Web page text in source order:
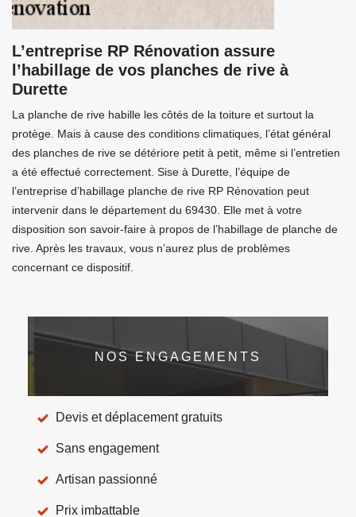
L’entreprise RP Rénovation assure
l’habillage de vos planches de rive à
Durette
La planche de rive habille les côtés de la toiture et surtout la
protège. Mais à cause des conditions climatiques, l’état général
des planches de rive se détériore petit à petit, même si l’entretien
a été effectué correctement. Sise à Durette, l’équipe de
l’entreprise d’habillage planche de rive RP Rénovation peut
intervenir dans le département du 69430. Elle met à votre
disposition son savoir-faire à propos de l’habillage de planche de
rive. Après les travaux, vous n’aurez plus de problèmes
concernant ce dispositif.
NOS ENGAGEMENTS
Devis et déplacement gratuits
Sans engagement
Artisan passionné
Prix imbattable